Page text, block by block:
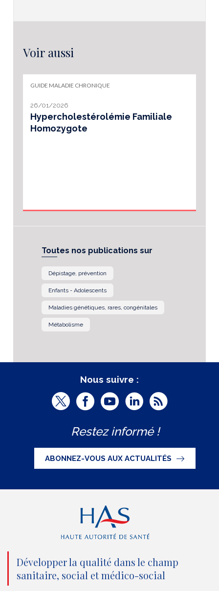
Voir aussi
GUIDE MALADIE CHRONIQUE
26/01/2026
Hypercholestérolémie Familiale
Homozygote
Toutes nos publications sur
Dépistage, prévention
Enfants - Adolescents
Maladies génétiques, rares, congénitales
Métabolisme
Nous suivre :
T
i
t
t
e
n
o
u
F
c
e
b
o
o
k
(
n
o
Y
u
t
u
b
e
(
n
o
u
L
n
k
e
d
(
n
o
R
Restez informé !
ABONNEZ-VOUS AUX ACTUALITÉS
Développer la qualité dans le champ
sanitaire, social et médico-social